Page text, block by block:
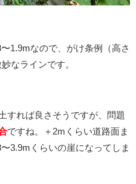
1.9mなので、がけ条例（高さ
なラインです。
すれば良さそうですが、問題
ですね。＋2mくらい道路面ま
3.9mくらいの崖になってしま